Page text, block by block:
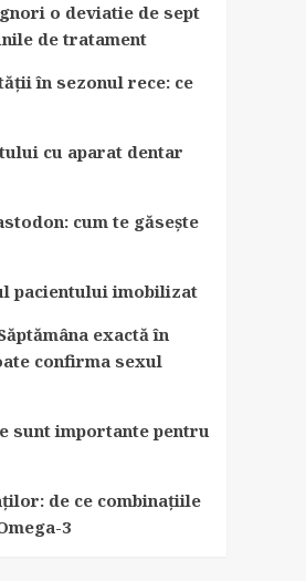
o deviatie de sept
de tratament
în sezonul rece: ce
cu aparat dentar
cum te găsește
pacientului imobilizat
exactă în
confirma sexul
sunt importante pentru
de ce combinațiile
3